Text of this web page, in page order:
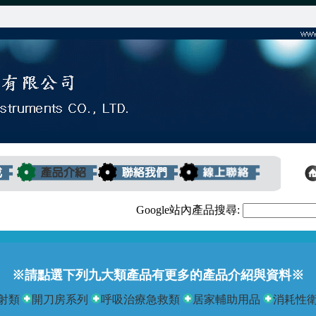
Google站內產品搜尋:
※請點選下列九大類產品有更多的產品介紹與資料※
類 開刀房系列 呼吸治療急救類 居家輔助用品 消耗性